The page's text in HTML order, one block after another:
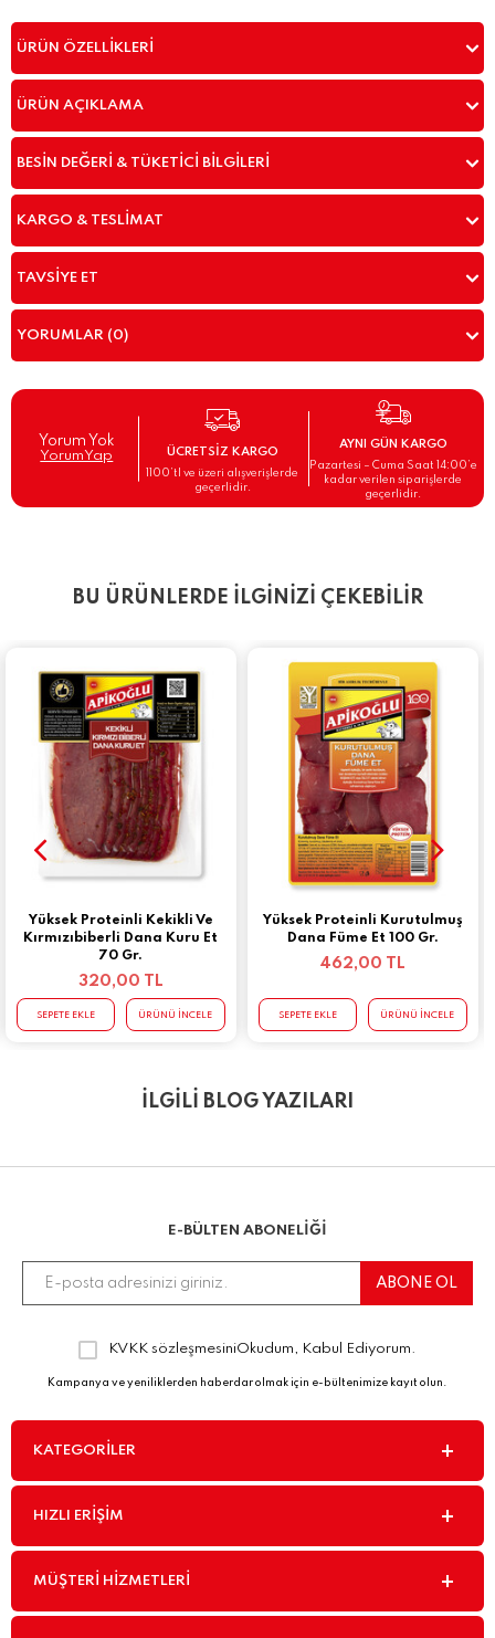
ÜRÜN ÖZELLIKLERI
ÜRÜN AÇIKLAMA
BESIN DEĞERI & TÜKETICI BILGILERI
KARGO & TESLIMAT
TAVSIYE ET
YORUMLAR (0)
Yorum Yok
YorumYap ÜCRETSİZ KARGO
1100’tl ve üzeri alışverişlerde
geçerlidir.
AYNI GÜN KARGO
Pazartesi – Cuma Saat 14:00’e
kadar verilen siparişlerde
geçerlidir.
BU ÜRÜNLERDE İLGİNİZİ ÇEKEBİLİR
Yüksek Proteinli Kekikli Ve
Kırmızıbiberli Dana Kuru Et
70 Gr.
320,00 TL
SEPETE EKLE ÜRÜNÜ İNCELE
Yüksek Proteinli Kurutulmuş
Dana Füme Et 100 Gr.
462,00 TL
SEPETE EKLE ÜRÜNÜ İNCELE
İLGİLİ BLOG YAZILARI
E-BÜLTEN ABONELİĞİ
KVKK sözleşmesiniOkudum, Kabul Ediyorum.
Kampanya ve yeniliklerden haberdar olmak için e-bültenimize kayıt olun.
KATEGORILER
HIZLI ERIŞIM
MÜŞTERI HIZMETLERI